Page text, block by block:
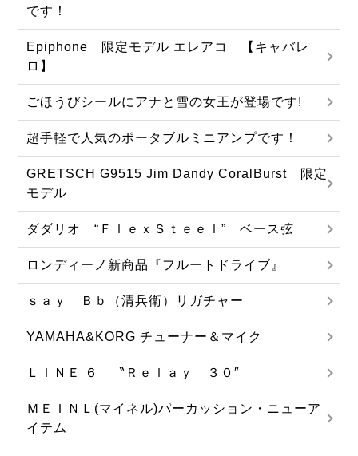
です！
Epiphone 限定モデル エレアコ 【キャバレ
ロ】
ごほうびシールにアナと雪の女王が登場です!
超手軽で人気のポータブルミニアンプです！
GRETSCH G9515 Jim Dandy CoralBurst 限定
モデル
ダダリオ “ＦｌｅｘＳｔｅｅｌ” ベース弦
ロンディーノ新商品『フルートドライブ』
ｓａｙ Ｂｂ（清兵衛）リガチャー
YAMAHA&KORG チューナー＆マイク
ＬＩＮＥ ６ 〝Ｒｅｌａｙ ３０″
ＭＥＩＮＬ(マイネル)パーカッション・ニューア
イテム